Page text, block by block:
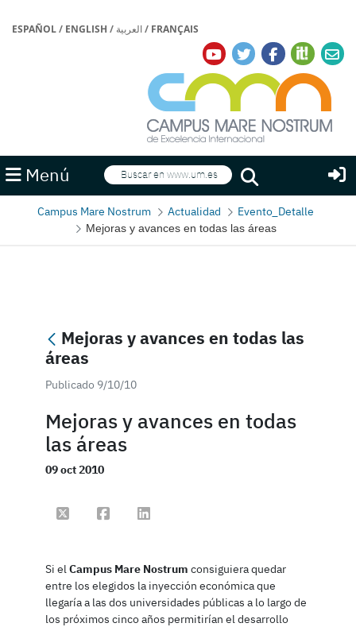
ESPAÑOL/ ENGLISH / العربية/ FRANÇAIS
Menú Buscar
Buscar
Campus Mare Nostrum Actualidad Evento_Detalle
Mejoras y avances en todas las áreas
Mejoras y avances en todas las
áreas
Publicado 9/10/10
Mejoras y avances en todas
las áreas
09 oct 2010
Compartir en Twitter
Compartir en Facebook
Compartir en Linkedin
Si elCampus Mare Nostrum consiguiera quedar
entre los elegidos la inyección económica que
llegaría a las dos universidades públicas a lo largo de
los próximos cinco años permitirían el desarrollo